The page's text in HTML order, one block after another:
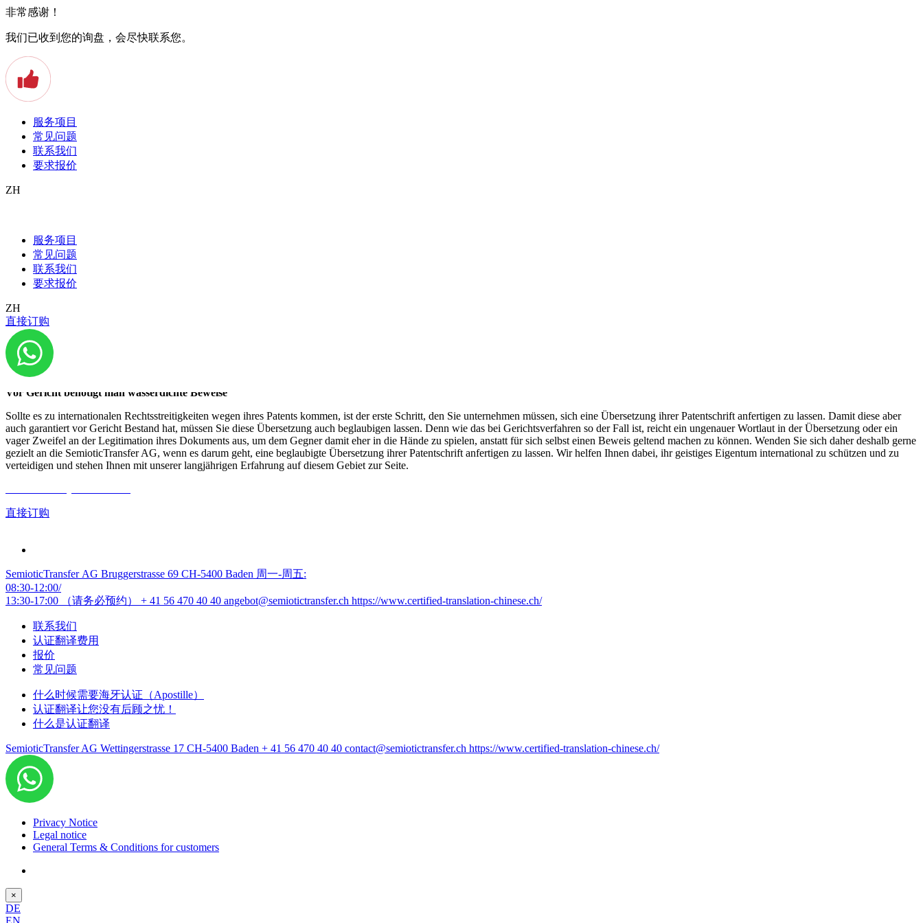
非常感谢！
我们已收到您的询盘，会尽快联系您。
服务项目
常见问题
联系我们
要求报价
ZH
服务项目
常见问题
联系我们
要求报价
ZH
直接订购
Eine Erfindung, eine Innovation, die von Ihnen stammt, ist ihr geistiges Eigentum. Das wiederum können und sollten Sie sich, durch ein sogenanntes Patent auch bestätigen lassen. Denn wäre ihr geistiges
Eigentum nicht geschützt, könnte es sich jeder einfach nehmen und die Früchte ihrer Arbeit selber geniessen. Somit würden Sie dann nicht nur ideell bestohlen, sondern müssten vor allem auch finanzielle
Verluste hinnehmen. Wenn es keinen Schutz des geistigen Eigentums durch Patente gebe, welche auch einen finanziellen Nutzen für den Erfindergeist mit sich bringen, gebe es auch keinen Anreiz dafür,
überhaupt Innovationen zu entwickeln. Geistige Arbeit muss sich schliesslich auch lohnen.
Ein übersetztes und beglaubigtes Patent schützt ihr geistiges Eigentum auch international
In den meisten Ländern gilt dieses Prinzip und fast jedes Land hat ein Patentamt. Dort legt man seine Erfindung zur Prüfung vor und erhält dann dafür ein in der Regel international gültiges Patent. Dieses soll ihr
geistiges Eigentum vor Diebstahl und Missbrauch schützen. Doch leider gibt es auch auf diesem Gebiet Diebe, die natürlich auch vor Landes- und Sprachgrenzen keinen Halt machen. Sie mögen ein Patent
vielleicht angemeldet haben, aber eben nur in einer Sprache. Auch wenn ihr Patent international geschützt ist, müssen Sie dies doch vor Ort beweisen können, wenn ein solcher Diebstahl ihres geistigen
Eigentums in einem anderen Land begangen wird. Und dafür wiederum benötigen Sie in jedem Fall eine beglaubigte Übersetzung ihrer Patentschrift.
Vor Gericht benötigt man wasserdichte Beweise
Sollte es zu internationalen Rechtsstreitigkeiten wegen ihres Patents kommen, ist der erste Schritt, den Sie unternehmen müssen, sich eine Übersetzung ihrer Patentschrift anfertigen zu lassen. Damit diese aber
auch garantiert vor Gericht Bestand hat, müssen Sie diese Übersetzung auch beglaubigen lassen. Denn wie das bei Gerichtsverfahren so der Fall ist, reicht ein ungenauer Wortlaut in der Übersetzung oder ein
vager Zweifel an der Legitimation ihres Dokuments aus, um dem Gegner damit eher in die Hände zu spielen, anstatt für sich selbst einen Beweis geltend machen zu können. Wenden Sie sich daher deshalb gerne
gezielt an die SemioticTransfer AG, wenn es darum geht, eine beglaubigte Übersetzung ihrer Patentschrift anfertigen zu lassen. Wir helfen Ihnen dabei, ihr geistiges Eigentum international zu schützen und zu
verteidigen und stehen Ihnen mit unserer langjährigen Erfahrung auf diesem Gebiet zur Seite.
直接订购
SemioticTransfer AG Bruggerstrasse 69 CH-5400 Baden 周一-周五:
08:30-12:00/
13:30-17:00 （请务必预约） + 41 56 470 40 40 angebot@semiotictransfer.ch https://www.certified-translation-chinese.ch/
联系我们
认证翻译费用
报价
常见问题
什么时候需要海牙认证（Apostille）
认证翻译让您没有后顾之忧！
什么是认证翻译
SemioticTransfer AG Wettingerstrasse 17 CH-5400 Baden + 41 56 470 40 40 contact@semiotictransfer.ch https://www.certified-translation-chinese.ch/
Privacy Notice
Legal notice
General Terms & Conditions for customers
×
DE
EN